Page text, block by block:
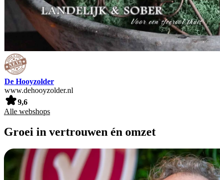
De Hooyzolder
www.dehooyzolder.nl
9,6
Alle webshops
Groei in vertrouwen én omzet